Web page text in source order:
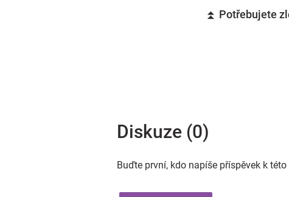
⏫ Potřebujete
Diskuze (0)
Buďte první, kdo napíše příspěvek k této